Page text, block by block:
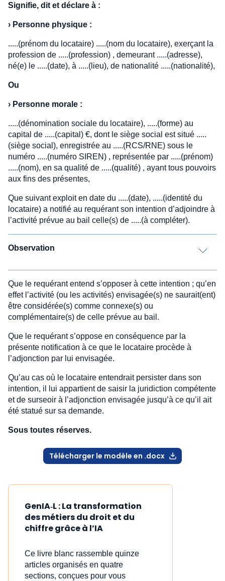
Signifie, dit et déclare à :
› Personne physique :
.....(prénom du locataire) .....(nom du locataire), exerçant la
profession de .....(profession) , demeurant .....(adresse),
né(e) le .....(date), à .....(lieu), de nationalité .....(nationalité),
Ou
› Personne morale :
.....(dénomination sociale du locataire), .....(forme) au
capital de .....(capital) €, dont le siège social est situé .....
(siège social), enregistrée au .....(RCS/RNE) sous le
numéro .....(numéro SIREN) , représentée par .....(prénom)
.....(nom), en sa qualité de .....(qualité) , ayant tous pouvoirs
aux fins des présentes,
Que suivant exploit en date du .....(date), .....(identité du
locataire) a notifié au requérant son intention d’adjoindre à
l’activité prévue au bail celle(s) de .....(à compléter).
Observation
Que le requérant entend s’opposer à cette intention ; qu’en
effet l’activité (ou les activités) envisagée(s) ne saurait(ent)
être considérée(s) comme connexe(s) ou
complémentaire(s) de celle prévue au bail.
Que le requérant s’oppose en conséquence par la
présente notification à ce que le locataire procède à
l’adjonction par lui envisagée.
Qu’au cas où le locataire entendrait persister dans son
intention, il lui appartient de saisir la juridiction compétente
et de surseoir à l’adjonction envisagée jusqu’à ce qu’il ait
été statué sur sa demande.
Sous toutes réserves.
Télécharger le modèle en .docx
GenIA‑L : La transformation
des métiers du droit et du
chiffre grâce à l’IA
Ce livre blanc rassemble quinze
articles organisés en quatre
sections, conçues pour vous